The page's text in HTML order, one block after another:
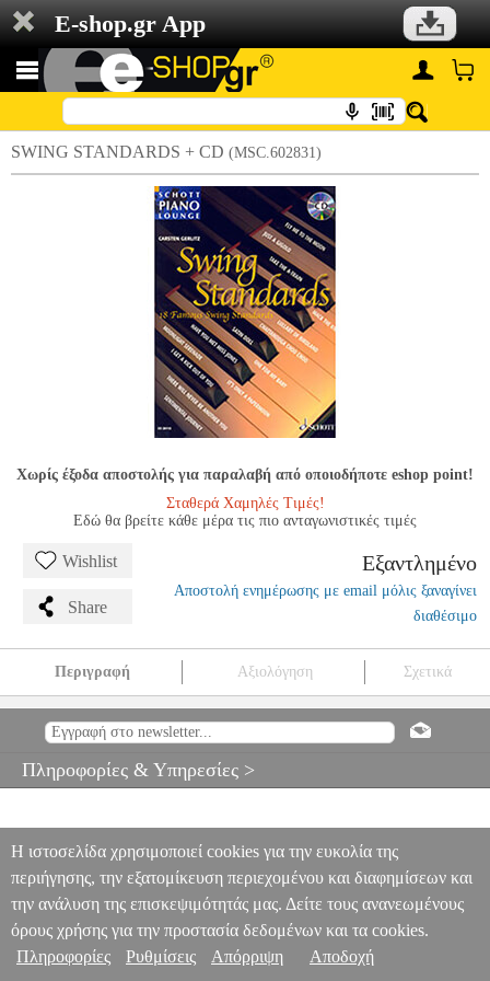
E-shop.gr App
SWING STANDARDS + CD (MSC.602831)
Χωρίς έξοδα αποστολής για παραλαβή από οποιοδήποτε eshop point!
Σταθερά Χαμηλές Τιμές!
Εδώ θα βρείτε κάθε μέρα τις πιο ανταγωνιστικές τιμές
Wishlist
Share
Εξαντλημένο
Αποστολή ενημέρωσης με email μόλις ξαναγίνει
διαθέσιμο
Περιγραφή Αξιολόγηση Σχετικά
SOHNE SCHOTT SOHNE ΜΟΥΣΙΚΑ ΒΙΒΛΙΑ ΞΕΝΗ ΜΟΥΣΙΚΗ
0
Πληροφορίες & Υπηρεσίες >
Η ιστοσελίδα χρησιμοποιεί cookies για την ευκολία της
περιήγησης, την εξατομίκευση περιεχομένου και διαφημίσεων και
την ανάλυση της επισκεψιμότητάς μας. Δείτε τους ανανεωμένους
όρους χρήσης για την προστασία δεδομένων και τα cookies.
Πληροφορίες
Ρυθμίσεις Απόρριψη Αποδοχή